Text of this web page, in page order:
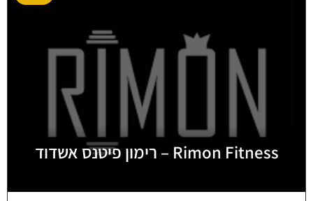
Rimon Fitness – רימון פיטנס אשדוד